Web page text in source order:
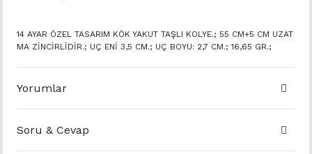
14 AYAR ÖZEL TASARIM KÖK YAKUT TAŞLI KOLYE.; 55 CM+5 CM UZAT
MA ZİNCİRLİDİR.; UÇ ENİ 3,5 CM.; UÇ BOYU: 2,7 CM.; 16,65 GR.;
Yorumlar
Soru & Cevap